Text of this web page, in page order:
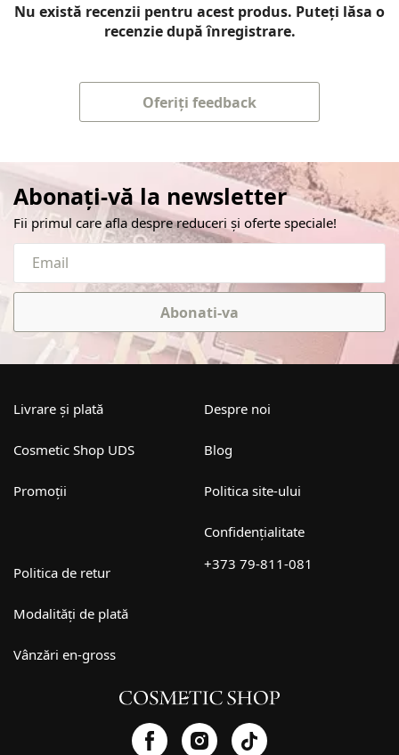
Nu există recenzii pentru acest produs. Puteți lăsa o
recenzie după înregistrare.
Oferiți feedback
Abonați-vă la newsletter
Fii primul care afla despre reduceri și oferte speciale!
Abonati-va
Livrare și plată
Cosmetic Shop UDS
Promoții
Despre noi
Blog
Politica site-ului
Confidențialitate
Politica de retur
Modalități de plată
Vânzări en-gross
+373 79-811-081